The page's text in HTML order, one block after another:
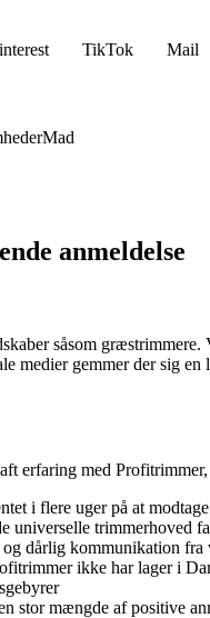
TikTok Mail
Mad
anmeldelse
såsom
medier gemmer der sig
erfaring med
i flere uger på at
universelle
dårlig kommunikation
ikke har lager i
stor mængde af positive